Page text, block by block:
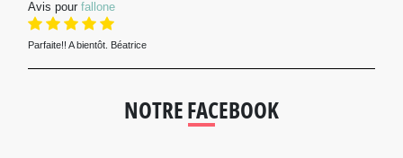
Avis pour fallone
Parfaite!! A bientôt. Béatrice
NOTRE FACEBOOK